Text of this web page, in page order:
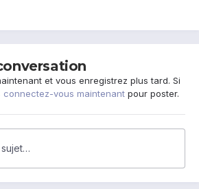
et vous enregistrez plus tard. Si
connectez-vous maintenant pour poster.